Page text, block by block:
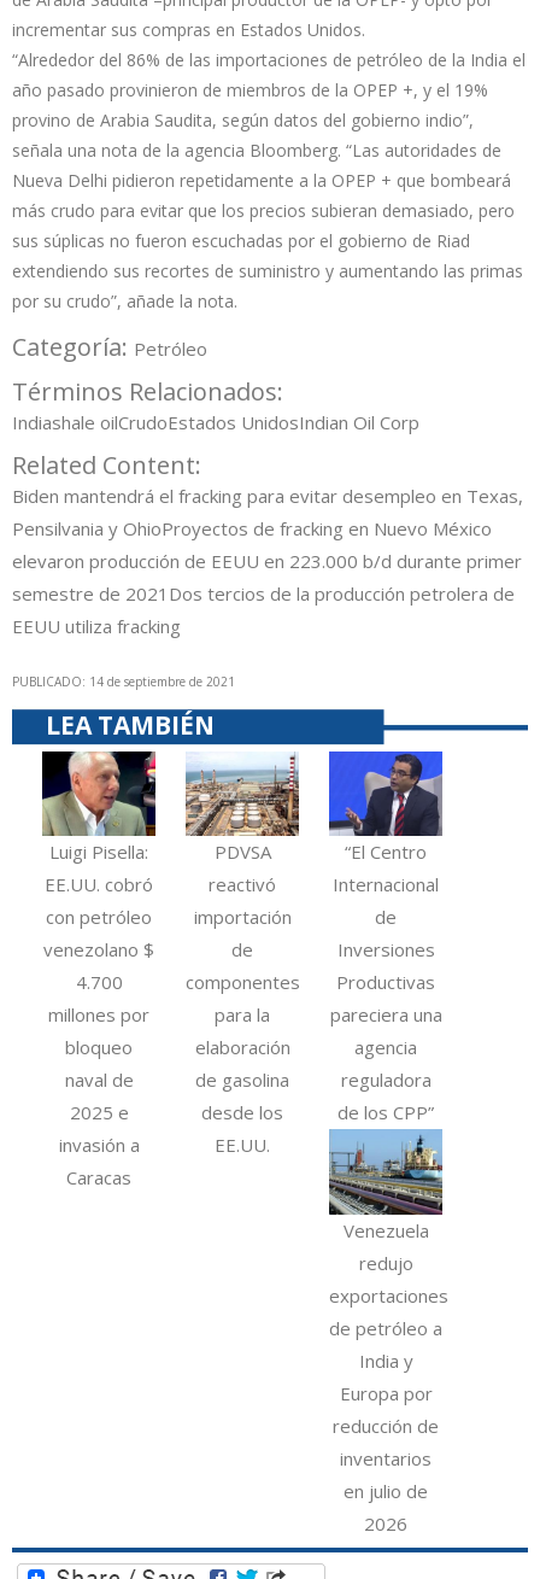
incrementar sus compras en Estados Unidos.
“Alrededor del 86% de las importaciones de petróleo de la India el
año pasado provinieron de miembros de la OPEP +, y el 19%
provino de Arabia Saudita, según datos del gobierno indio”,
señala una nota de la agencia Bloomberg. “Las autoridades de
Nueva Delhi pidieron repetidamente a la OPEP + que bombeará
más crudo para evitar que los precios subieran demasiado, pero
sus súplicas no fueron escuchadas por el gobierno de Riad
extendiendo sus recortes de suministro y aumentando las primas
por su crudo”, añade la nota.
Categoría: Petróleo
Términos Relacionados:
Indiashale oilCrudoEstados UnidosIndian Oil Corp
Related Content:
Biden mantendrá el fracking para evitar desempleo en Texas,
Pensilvania y OhioProyectos de fracking en Nuevo México
elevaron producción de EEUU en 223.000 b/d durante primer
semestre de 2021 Dos tercios de la producción petrolera de
EEUU utiliza fracking
PUBLICADO: 14 de septiembre de 2021
LEA TAMBIÉN
Luigi Pisella:
EE.UU. cobró
con petróleo
venezolano $
4.700
millones por
bloqueo
naval de
2025 e
invasión a
Caracas
PDVSA
reactivó
importación
de
componentes
para la
elaboración
de gasolina
desde los
EE.UU.
“El Centro
Internacional
de
Inversiones
Productivas
pareciera una
agencia
reguladora
de los CPP”
Venezuela
redujo
exportaciones
de petróleo a
India y
Europa por
reducción de
inventarios
en julio de
2026